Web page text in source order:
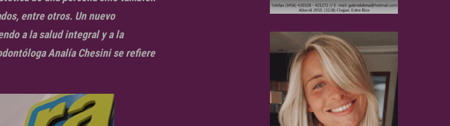
entre otros. Un nuevo
a la salud integral y a la
Analía Chesini se refiere